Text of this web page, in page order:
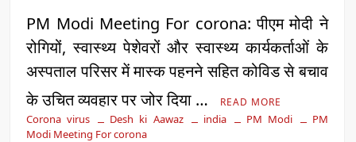
PM Modi Meeting For corona: पीएम मोदी ने
रोगियों, स्वास्थ्य पेशेवरों और स्वास्थ्य कार्यकर्ताओं के
अस्पताल परिसर में मास्क पहनने सहित कोविड से बचाव
के उचित व्यवहार पर जोर दिया …
READ MORE
Corona virus Desh ki Aawaz india PM Modi
PM
Modi Meeting For corona